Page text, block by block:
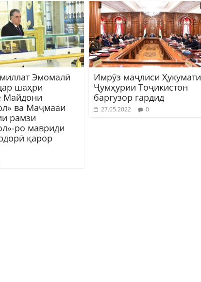
Эмомалӣ
шаҳри
Майдони
ва Маҷмааи
рамзи
ро мавриди
қарор
Имрӯз маҷлиси Ҳукумати
Ҷумҳурии Тоҷикистон
баргузор гардид
27.05.2022 0